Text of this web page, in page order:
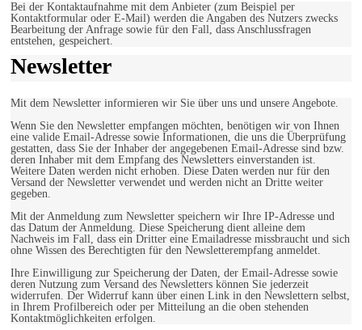
Bei der Kontaktaufnahme mit dem Anbieter (zum Beispiel per
Kontaktformular oder E-Mail) werden die Angaben des Nutzers zwecks
Bearbeitung der Anfrage sowie für den Fall, dass Anschlussfragen
entstehen, gespeichert.
Newsletter
Mit dem Newsletter informieren wir Sie über uns und unsere Angebote.
Wenn Sie den Newsletter empfangen möchten, benötigen wir von Ihnen
eine valide Email-Adresse sowie Informationen, die uns die Überprüfung
gestatten, dass Sie der Inhaber der angegebenen Email-Adresse sind bzw.
deren Inhaber mit dem Empfang des Newsletters einverstanden ist.
Weitere Daten werden nicht erhoben. Diese Daten werden nur für den
Versand der Newsletter verwendet und werden nicht an Dritte weiter
gegeben.
Mit der Anmeldung zum Newsletter speichern wir Ihre IP-Adresse und
das Datum der Anmeldung. Diese Speicherung dient alleine dem
Nachweis im Fall, dass ein Dritter eine Emailadresse missbraucht und sich
ohne Wissen des Berechtigten für den Newsletterempfang anmeldet.
Ihre Einwilligung zur Speicherung der Daten, der Email-Adresse sowie
deren Nutzung zum Versand des Newsletters können Sie jederzeit
widerrufen. Der Widerruf kann über einen Link in den Newslettern selbst,
in Ihrem Profilbereich oder per Mitteilung an die oben stehenden
Kontaktmöglichkeiten erfolgen.